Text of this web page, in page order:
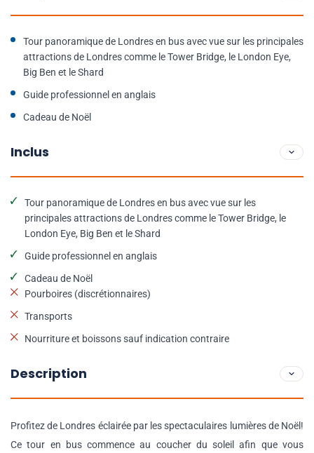
Tour panoramique de Londres en bus avec vue sur les principales
attractions de Londres comme le Tower Bridge, le London Eye,
Big Ben et le Shard
Guide professionnel en anglais
Cadeau de Noël
Inclus
Tour panoramique de Londres en bus avec vue sur les
principales attractions de Londres comme le Tower Bridge, le
London Eye, Big Ben et le Shard
Guide professionnel en anglais
Cadeau de Noël
Pourboires (discrétionnaires)
Transports
Nourriture et boissons sauf indication contraire
Description
Profitez de Londres éclairée par les spectaculaires lumières de Noël!
Ce tour en bus commence au coucher du soleil afin que vous